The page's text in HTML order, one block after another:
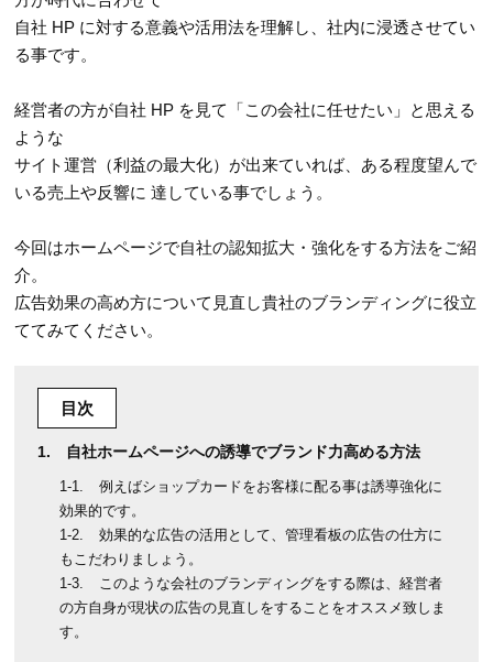
自社 HP に対する意義や活用法を理解し、社内に浸透させてい
る事です。
経営者の方が自社 HP を見て「この会社に任せたい」と思える
ような
サイト運営（利益の最大化）が出来ていれば、ある程度望んで
いる売上や反響に 達している事でしょう。
今回はホームページで自社の認知拡大・強化をする方法をご紹
介。
広告効果の高め方について見直し貴社のブランディングに役立
ててみてください。
目次
自社ホームページへの誘導でブランド力高める方法
例えばショップカードをお客様に配る事は誘導強化に
効果的です。
効果的な広告の活用として、管理看板の広告の仕方に
もこだわりましょう。
このような会社のブランディングをする際は、経営者
の方自身が現状の広告の見直しをすることをオススメ致しま
す。